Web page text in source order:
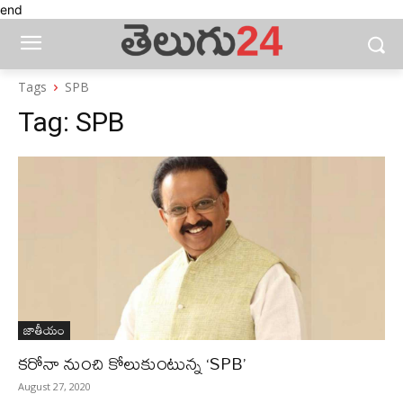
end
Tags SPB
Tag: SPB
జాతీయం
కరోనా నుంచి కోలుకుంటున్న ‘SPB’
August 27, 2020